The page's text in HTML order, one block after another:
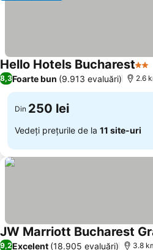
Hello Hotels Bucharest2
8,3Foarte bun (9.913 evaluări) 2.6
Din 250 lei
Vedeți prețurile de la 11 site-uri
JW Marriott Bucharest
9,2Excelent (18.905 evaluări) 3.8